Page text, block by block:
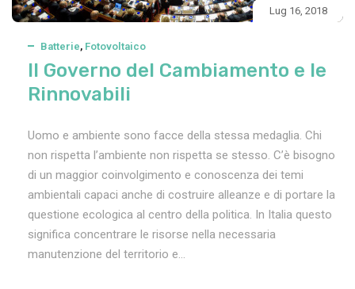
Lug 16, 2018
Batterie, Fotovoltaico
Il Governo del Cambiamento e le
Rinnovabili
Uomo e ambiente sono facce della stessa medaglia. Chi
non rispetta l’ambiente non rispetta se stesso. C’è bisogno
di un maggior coinvolgimento e conoscenza dei temi
ambientali capaci anche di costruire alleanze e di portare la
questione ecologica al centro della politica. In Italia questo
significa concentrare le risorse nella necessaria
manutenzione del territorio e...